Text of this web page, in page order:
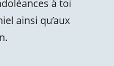
à toi
ainsi qu’aux